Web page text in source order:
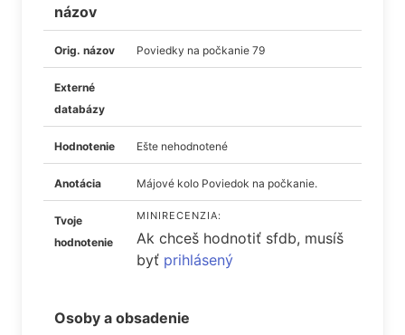
názov
Orig. názov Poviedky na počkanie 79
Externé
databázy
Hodnotenie Ešte nehodnotené
Anotácia Májové kolo Poviedok na počkanie.
Tvoje
hodnotenie
MINIRECENZIA:
Ak chceš hodnotiť sfdb, musíš
byť prihlásený
Osoby a obsadenie